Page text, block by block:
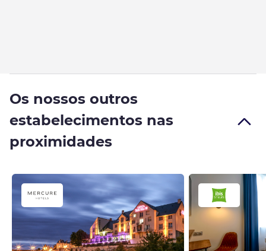
Os nossos outros
estabelecimentos nas
proximidades